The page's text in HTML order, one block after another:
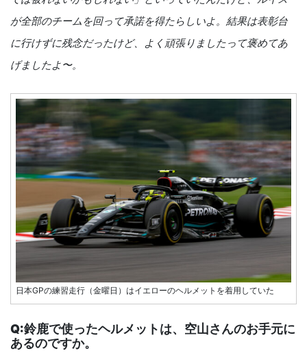
が全部のチームを回って承諾を得たらしいよ。結果は表彰台
に行けずに残念だったけど、よく頑張りましたって褒めてあ
げましたよ〜。
日本GPの練習走行（金曜日）はイエローのヘルメットを着用していた
Q:鈴鹿で使ったヘルメットは、空山さんのお手元に
あるのですか。